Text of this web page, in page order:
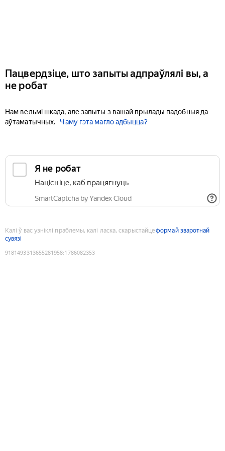
Пацвердзіце, што запыты адпраўлялі вы, а
не робат
Нам вельмі шкада, але запыты з вашай прылады падобныя да
аўтаматычных.
Чаму гэта магло адбыцца?
Я не робат
Націсніце, каб працягнуць
SmartCaptcha by Yandex Cloud
Калі ў вас узніклі праблемы, калі ласка, скарыстайцеформай зваротнай
сувязі
9181493313655281958:1786082353